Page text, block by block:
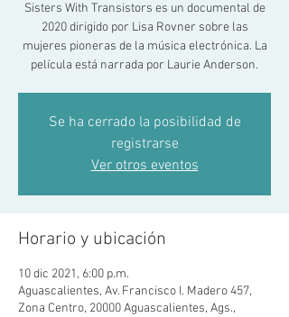
Sisters With Transistors es un documental de
2020 dirigido por Lisa Rovner sobre las
mujeres pioneras de la música electrónica. La
película está narrada por Laurie Anderson.
Se ha cerrado la posibilidad de
registrarse
Ver otros eventos
Horario y ubicación
10 dic 2021, 6:00 p.m.
Aguascalientes, Av. Francisco I. Madero 457,
Zona Centro, 20000 Aguascalientes, Ags.,